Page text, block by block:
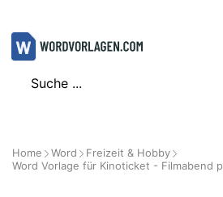
Zum
Inhalt
Home Word
Freizeit & Hobby
Word Vorlage für Kinoticket - Filmabend